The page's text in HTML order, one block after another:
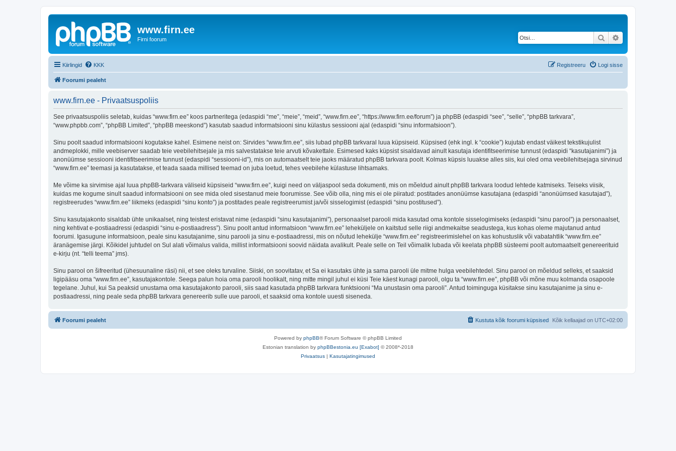
www.firn.ee
Firni foorum Otsi
Kiirlingid KKK Logi sisse
Registreeru
Foorumi pealeht
www.firn.ee - Privaatsuspoliis
See privaatsuspoliis seletab, kuidas “www.firn.ee” koos partneritega (edaspidi “me”, “meie”, “meid”, “www.firn.ee”, “https://www.firn.ee/forum”) ja phpBB (edaspidi “see”, “selle”, “phpBB tarkvara”,
“www.phpbb.com”, “phpBB Limited”, “phpBB meeskond”) kasutab saadud informatsiooni sinu külastus sessiooni ajal (edaspidi “sinu informatsioon”).
Sinu poolt saadud informatsiooni kogutakse kahel. Esimene neist on: Sirvides “www.firn.ee”, siis lubad phpBB tarkvaral luua küpsiseid. Küpsised (ehk ingl. k “cookie”) kujutab endast väikest tekstikujulist
andmeplokki, mille veebiserver saadab teie veebilehitsejale ja mis salvestatakse teie arvuti kõvakettale. Esimesed kaks küpsist sisaldavad ainult kasutaja identifitseerimise tunnust (edaspidi “kasutajanimi”) ja
anonüümse sessiooni identifitseerimise tunnust (edaspidi “sessiooni-id”), mis on automaatselt teie jaoks määratud phpBB tarkvara poolt. Kolmas küpsis luuakse alles siis, kui oled oma veebilehitsejaga sirvinud
“www.firn.ee” teemasi ja kasutatakse, et teada saada millised teemad on juba loetud, tehes veebilehe külastuse lihtsamaks.
Me võime ka sirvimise ajal luua phpBB-tarkvara väliseid küpsiseid “www.firn.ee”, kuigi need on väljaspool seda dokumenti, mis on mõeldud ainult phpBB tarkvara loodud lehtede katmiseks. Teiseks viisik,
kuidas me kogume sinult saadud informatsiooni on see mida oled sisestanud meie foorumisse. See võib olla, ning mis ei ole piiratud: postitades anonüümse kasutajana (edaspidi “anonüümsed kasutajad”),
registreerudes “www.firn.ee” liikmeks (edaspidi “sinu konto”) ja postitades peale registreerumist ja/või sisselogimist (edaspidi “sinu postitused”).
Sinu kasutajakonto sisaldab ühte unikaalset, ning teistest eristavat nime (edaspidi “sinu kasutajanimi”), personaalset parooli mida kasutad oma kontole sisselogimiseks (edaspidi “sinu parool”) ja personaalset,
ning kehtivat e-postiaadressi (edaspidi “sinu e-postiaadress”). Sinu poolt antud informatsioon “www.firn.ee” leheküljele on kaitstud selle riigi andmekaitse seadustega, kus kohas oleme majutanud antud
foorumi. Igasugune informatsioon, peale sinu kasutajanime, sinu parooli ja sinu e-postiaadressi, mis on nõutud lehekülje “www.firn.ee” registreerimislehel on kas kohustuslik või vabatahtlik “www.firn.ee”
äranägemise järgi. Kõikidel juhtudel on Sul alati võimalus valida, millist informatsiooni soovid näidata avalikult. Peale selle on Teil võimalik lubada või keelata phpBB süsteemi poolt automaatselt genereerituid
e-kirju (nt. “telli teema” jms).
Sinu parool on šifreeritud (ühesuunaline räsi) nii, et see oleks turvaline. Siiski, on soovitatav, et Sa ei kasutaks ühte ja sama parooli üle mitme hulga veebilehtedel. Sinu parool on mõeldud selleks, et saaksid
ligipääsu oma “www.firn.ee”, kasutajakontole. Seega palun hoia oma parooli hoolikalt, ning mitte mingil juhul ei küsi Teie käest kunagi parooli, olgu ta “www.firn.ee”, phpBB või mõne muu kolmanda osapoole
tegelane. Juhul, kui Sa peaksid unustama oma kasutajakonto parooli, siis saad kasutada phpBB tarkvara funktsiooni “Ma unustasin oma parooli”. Antud toiminguga küsitakse sinu kasutajanime ja sinu e-
postiaadressi, ning peale seda phpBB tarkvara genereerib sulle uue parooli, et saaksid oma kontole uuesti siseneda.
Foorumi pealeht Kõik kellaajad on UTC+02:00
Kustuta kõik foorumi küpsised
Powered by phpBB® Forum Software © phpBB Limited
Estonian translation by phpBBestonia.eu [Exabot] © 2008*-2018
Privaatsus | Kasutajatingimused